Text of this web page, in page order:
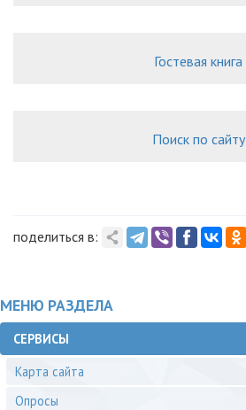
Гостевая книга
Поиск по сайту
поделиться в:
МЕНЮ РАЗДЕЛА
СЕРВИСЫ
Карта сайта
Опросы